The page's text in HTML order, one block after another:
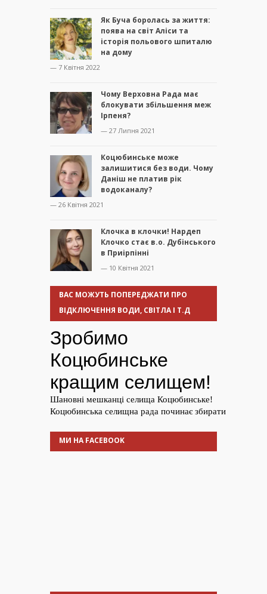
Як Буча боролась за життя:
поява на світ Аліси та
історія польового шпиталю
на дому
— 7 Квітня 2022
Чому Верховна Рада має
блокувати збільшення меж
Ірпеня?
— 27 Липня 2021
Коцюбинське може
залишитися без води. Чому
Даніш не платив рік
водоканалу?
— 26 Квітня 2021
Клочка в клочки! Нардеп
Клочко стає в.о. Дубінського
в Приірпінні
— 10 Квітня 2021
ВАС МОЖУТЬ ПОПЕРЕДЖАТИ ПРО
ВІДКЛЮЧЕННЯ ВОДИ, СВІТЛА І Т.Д
МИ НА FACEBOOK